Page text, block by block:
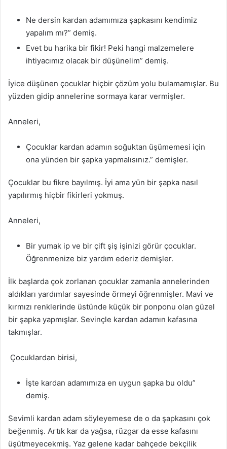
Ne dersin kardan adamımıza şapkasını kendimiz
yapalım mı?” demiş.
Evet bu harika bir fikir! Peki hangi malzemelere
ihtiyacımız olacak bir düşünelim” demiş.
İyice düşünen çocuklar hiçbir çözüm yolu bulamamışlar. Bu
yüzden gidip annelerine sormaya karar vermişler.
Anneleri,
Çocuklar kardan adamın soğuktan üşümemesi için
ona yünden bir şapka yapmalısınız.” demişler.
Çocuklar bu fikre bayılmış. İyi ama yün bir şapka nasıl
yapılırmış hiçbir fikirleri yokmuş.
Anneleri,
Bir yumak ip ve bir çift şiş işinizi görür çocuklar.
Öğrenmenize biz yardım ederiz demişler.
İlk başlarda çok zorlanan çocuklar zamanla annelerinden
aldıkları yardımlar sayesinde örmeyi öğrenmişler. Mavi ve
kırmızı renklerinde üstünde küçük bir ponponu olan güzel
bir şapka yapmışlar. Sevinçle kardan adamın kafasına
takmışlar.
Çocuklardan birisi,
İşte kardan adamımıza en uygun şapka bu oldu”
demiş.
Sevimli kardan adam söyleyemese de o da şapkasını çok
beğenmiş. Artık kar da yağsa, rüzgar da esse kafasını
üşütmeyecekmiş. Yaz gelene kadar bahçede bekçilik